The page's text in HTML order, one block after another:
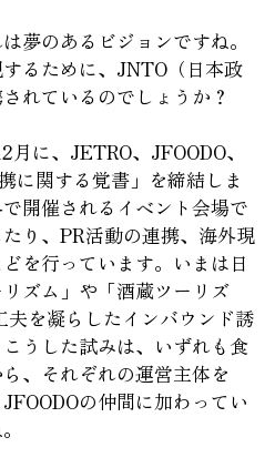
のあるビジョンですね。
るために、JNTO（日本政
れているのでしょうか？
に、JETRO、JFOODO、
に関する覚書」を締結しま
開催されるイベント会場で
り、PR活動の連携、海外現
を行っています。いまは日
ズム」や「酒蔵ツーリズ
夫を凝らしたインバウンド誘
うした試みは、いずれも食
、それぞれの運営主体を
の仲間に加わってい